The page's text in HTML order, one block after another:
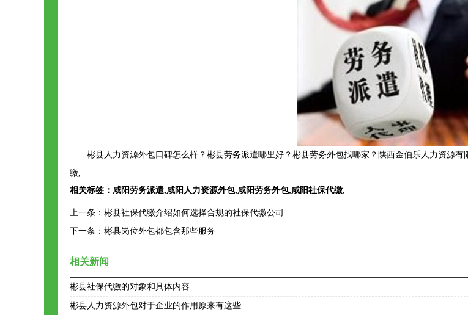
彬县人力资源外包口碑怎么样？彬县劳务派遣哪里好？彬县劳务外包找哪家？陕西金伯乐人力资源
缴,
相关标签： 咸阳劳务派遣,咸阳人力资源外包,咸阳劳务外包,咸阳社保代缴,
上一条： 彬县社保代缴介绍如何选择合规的社保代缴公司
下一条： 彬县岗位外包都包含那些服务
相关新闻
彬县社保代缴的对象和具体内容
彬县人力资源外包对于企业的作用原来有这些